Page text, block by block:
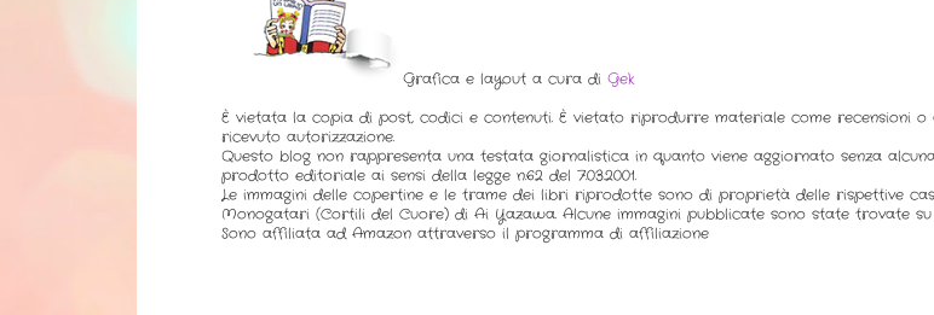
Grafica e layout a cura di Gek
È vietata la copia di post, codici e contenuti. È vietato riprodurre materiale come recensioni
ricevuto autorizzazione.
Questo blog non rappresenta una testata giornalistica in quanto viene aggiornato senza
prodotto editoriale ai sensi della legge n.62 del 7.03.2001.
Le immagini delle copertine e le trame dei libri riprodotte sono di proprietà delle rispettive
Monogatari (Cortili del Cuore) di Ai Yazawa. Alcune immagini pubblicate sono state trovate
Sono affiliata ad Amazon attraverso il programma di affiliazione